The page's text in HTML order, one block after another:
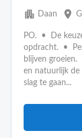
apartment Daan place
PO. • De
opdracht. •
blijven groeien.
en natuurlijk de
slag te gaan...